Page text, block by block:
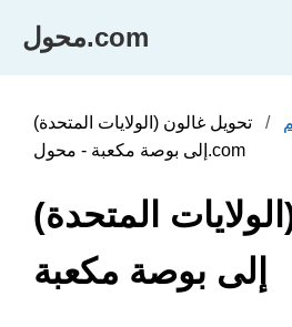
محول.com
تحويل غالون (الولايات المتحدة)
إلى بوصة مكعبة - محول.com
المتحدة)
إلى بوصة مكعبة